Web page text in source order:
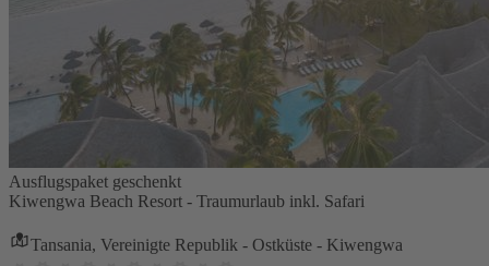
Ausflugspaket geschenkt
Kiwengwa Beach Resort - Traumurlaub inkl. Safari
Tansania, Vereinigte Republik - Ostküste - Kiwengwa